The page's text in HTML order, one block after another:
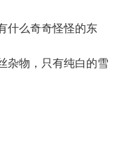
么奇奇怪怪的东
杂物，只有纯白的雪